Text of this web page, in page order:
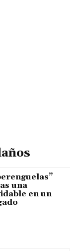
una
en un